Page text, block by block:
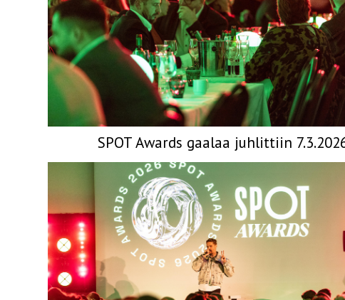
SPOT Awards gaalaa juhlittiin